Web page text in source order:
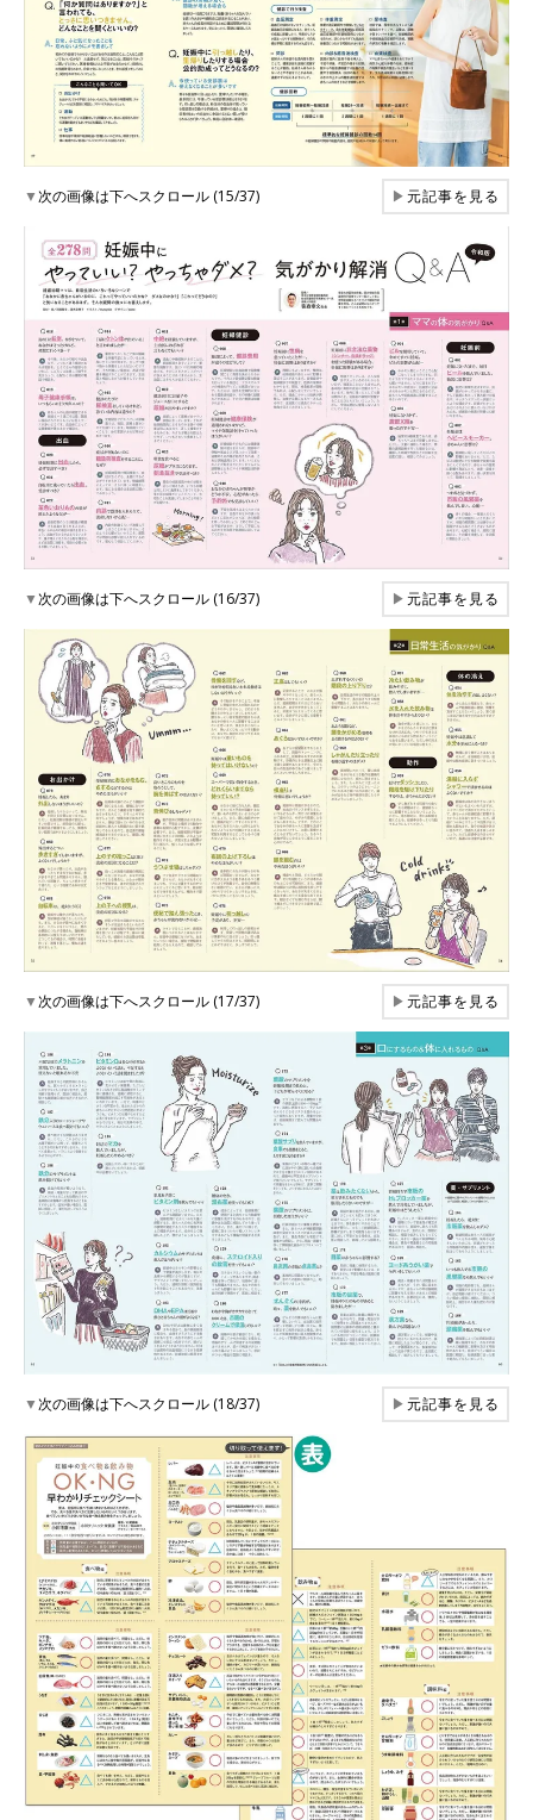
▼次の画像は下へスクロール (15/37) ▶元記事を見る
▼次の画像は下へスクロール (16/37) ▶元記事を見る
▼次の画像は下へスクロール (17/37) ▶元記事を見る
▼次の画像は下へスクロール (18/37) ▶元記事を見る